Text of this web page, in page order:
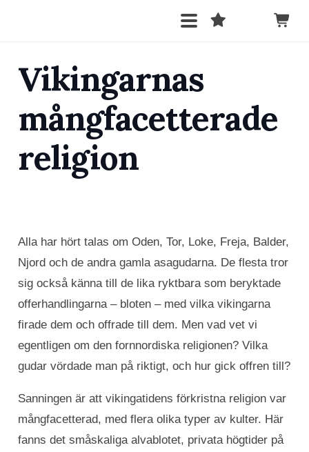
Vikingarnas
mångfacetterade
religion
Alla har hört talas om Oden, Tor, Loke, Freja, Balder,
Njord och de andra gamla asagudarna. De flesta tror
sig också känna till de lika ryktbara som beryktade
offerhandlingarna – bloten – med vilka vikingarna
firade dem och offrade till dem. Men vad vet vi
egentligen om den fornnordiska religionen? Vilka
gudar vördade man på riktigt, och hur gick offren till?
Sanningen är att vikingatidens förkristna religion var
mångfacetterad, med flera olika typer av kulter. Här
fanns det småskaliga alvablotet, privata högtider på